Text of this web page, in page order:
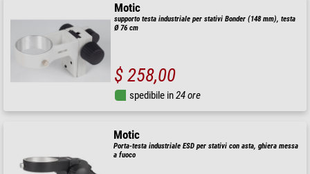
Motic
supporto testa industriale per stativi Bonder (148 mm), testa
Ø 76 cm
$ 258,00
spedibile in24 ore
Motic
Porta-testa industriale ESD per stativi con asta, ghiera messa
a fuoco